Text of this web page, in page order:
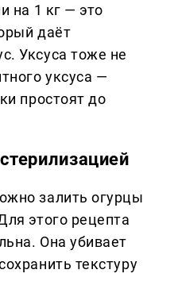
на 1 кг — это
даёт
Уксуса тоже не
уксуса —
простоят до
залить огурцы
этого рецепта
Она убивает
текстуру